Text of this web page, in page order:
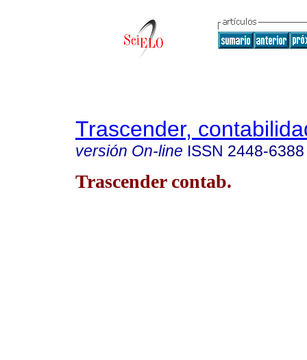
Trascender,
versión On-line ISSN 2448-6388
Trascender contab.